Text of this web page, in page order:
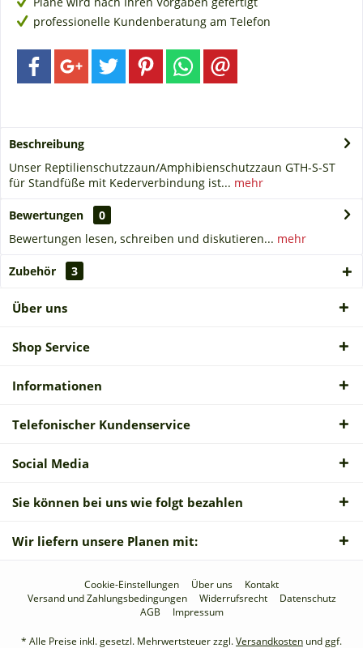
professionelle Kundenberatung am Telefon
Beschreibung
Unser Reptilienschutzzaun/Amphibienschutzzaun GTH-S-ST
für Standfüße mit Kederverbindung ist... mehr
Bewertungen
0
Bewertungen lesen, schreiben und diskutieren... mehr
Zubehör 3
Über uns
Shop Service
Informationen
Telefonischer Kundenservice
Social Media
Sie können bei uns wie folgt bezahlen
Wir liefern unsere Planen mit:
Cookie-Einstellungen Über uns
Kontakt
Versand und Zahlungsbedingungen
Widerrufsrecht
Datenschutz
AGB
Impressum
* Alle Preise inkl. gesetzl. Mehrwertsteuer zzgl.Versandkosten und ggf.